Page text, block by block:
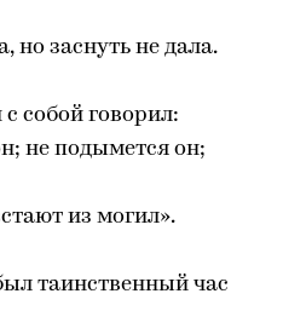
но заснуть не дала.
собой говорил:
не подымется он;
из могил».
таинственный час